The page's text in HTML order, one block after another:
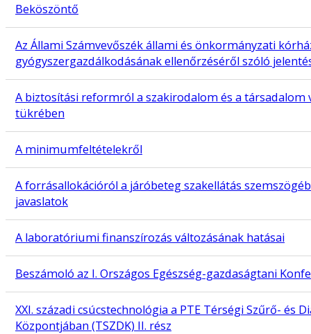
Beköszöntő
Az Állami Számvevőszék állami és önkormányzati
gyógyszergazdálkodásának ellenőrzéséről szóló
A biztosítási reformról a szakirodalom és a társadalom
tükrében
A minimumfeltételekről
A forrásallokációról a járóbeteg szakellátás
javaslatok
A laboratóriumi finanszírozás változásának hatásai
Beszámoló az I. Országos Egészség-gazdaságtani
XXI. századi csúcstechnológia a PTE Térségi Szűrő- és
Központjában (TSZDK) II. rész